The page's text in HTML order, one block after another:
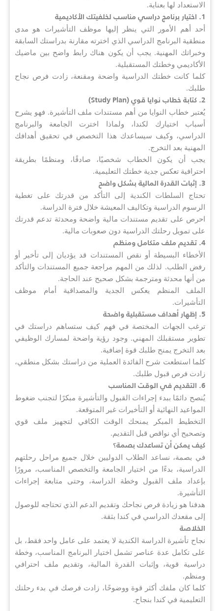
الاستعداد لها بعناية.
1. اختيار برنامج دراسي مناسب لخلفيتك الأكاديمية
أحد أهم الأمور التي ينظر إليها موظف التأشيرات هو مدى
منطقية البرنامج الدراسي الذي اخترته مقارنة بدراستك السابقة
وخبراتك المهنية. يجب أن يكون هناك رابط واضح بين ماضيك
الأكاديمي وخطتك المستقبلية.
كلما كانت خطتك الدراسية واضحة ومقنعة، زادت فرص نجاح
طلبك.
2. كتابة خطاب نوايا قوي (Study Plan)
يُعتبر خطاب النوايا من أهم مستندات ملف التأشيرة. فهو يشرح
أسباب اختيارك لكندا، ولماذا اخترت الجامعة والبرنامج
الدراسي، وكيف سيساعدك هذا التخصص في تحقيق أهدافك
المهنية بعد التخرج.
يجب أن يكون الخطاب شخصيًا، صادقًا، ومنظمًا بطريقة
احترافية تعكس جدية خطتك التعليمية.
3. إثبات القدرة المالية بشكل واضح
تحتاج السلطات الكندية إلى التأكد من قدرتك على تغطية
الرسوم الدراسية وتكاليف المعيشة خلال فترة الدراسة.
احرص على تقديم مستندات مالية واضحة ومحدثة تدعم قدرتك
على تمويل رحلتك الدراسية دون صعوبات مالية.
4. تقديم ملف متكامل ومنظم
الأخطاء البسيطة أو نقص المستندات قد يؤديان إلى تأخير أو
رفض الطلب. لذلك من المهم مراجعة جميع المستندات والتأكد
من أنها محدثة ومترجمة بشكل صحيح عند الحاجة.
الملف المنظم يعكس الجدية والمصداقية أمام موظف
التأشيرات.
5. إظهار أهداف مستقبلية واضحة
ترغب الجهات المختصة في فهم كيف ستساهم دراستك في
تطوير مستقبلك المهني. وجود رؤية واضحة لمسارك الوظيفي
بعد التخرج يمنح طلبك قوة إضافية.
كلما استطعت شرح الفائدة العملية من دراستك بشكل منطقي،
زادت فرص قبول طلبك.
6. التقديم في الوقت المناسب
يُنصح دائمًا ببدء إجراءات القبول والتأشيرة مبكرًا لتجنب ضغوط
المواعيد النهائية أو التأخيرات غير المتوقعة.
التخطيط المبكر يمنحك الوقت الكافي لتجهيز ملف قوي
وتصحيح أي نواقص قبل التقديم.
كيف يمكن أن تساعدك بصمة؟
في بصمة، نساعد الطلاب الدوليين خلال جميع مراحل رحلتهم
الدراسية، بدءًا من اختيار الجامعة والتخصص المناسب، مرورًا
بإعداد ملف القبول وخطة الدراسة، وحتى متابعة إجراءات
التأشيرة.
هدفنا هو زيادة فرص نجاحك وتقديم الدعم الذي تحتاجه للوصول
إلى مقعدك الدراسي في كندا بثقة.
الخلاصة
نجاح تأشيرة الدراسة الكندية لا يعتمد على عامل واحد فقط، بل
على تكامل عدة عناصر تشمل اختيار البرنامج المناسب، وخطة
دراسية قوية، وإثبات القدرة المالية، وتقديم ملف احترافي
ومنظم.
كلما كان ملفك أكثر قوة ووضوحًا، زادت فرصك في بدء رحلتك
التعليمية في كندا بنجاح.